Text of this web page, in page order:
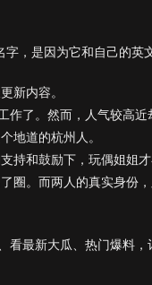
字，是因为它和自己的英
新内容。
作了。然而，人气较高
地道的杭州人。
持和鼓励下，玩偶姐姐
圈。而两人的真实身份
看最新大瓜、热门爆料